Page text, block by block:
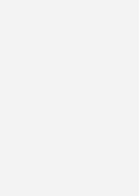
über eine